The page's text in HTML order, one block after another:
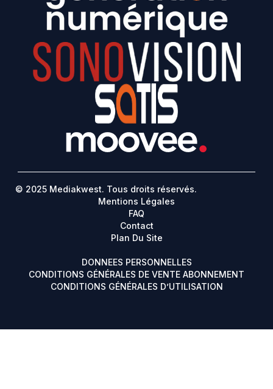
© 2025 Mediakwest. Tous droits réservés.
Mentions Légales
FAQ
Contact
Plan Du Site
DONNEES PERSONNELLES
CONDITIONS GÉNÉRALES DE VENTE ABONNEMENT
CONDITIONS GÉNÉRALES D’UTILISATION